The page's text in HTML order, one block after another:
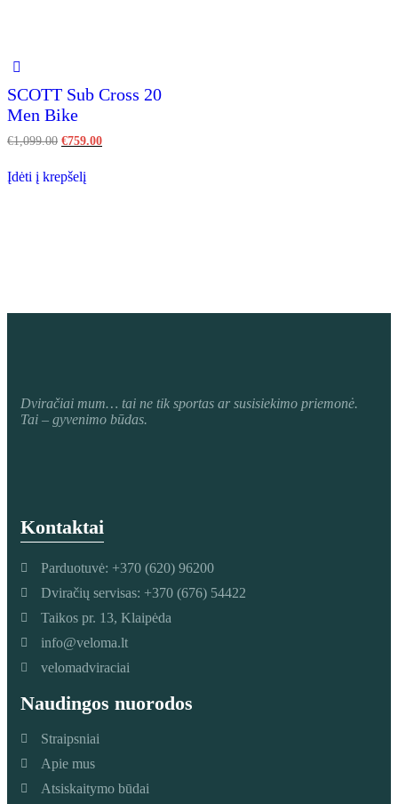
SCOTT Sub Cross 20
Men Bike
€1,099.00 €759.00
Įdėti į krepšelį
Dviračiai mum… tai ne tik sportas ar susisiekimo priemonė.
Tai – gyvenimo būdas.
Kontaktai
Parduotuvė: +370 (620) 96200
Dviračių servisas: +370 (676) 54422
Taikos pr. 13, Klaipėda
info@veloma.lt
velomadviraciai
Naudingos nuorodos
Straipsniai
Apie mus
Atsiskaitymo būdai